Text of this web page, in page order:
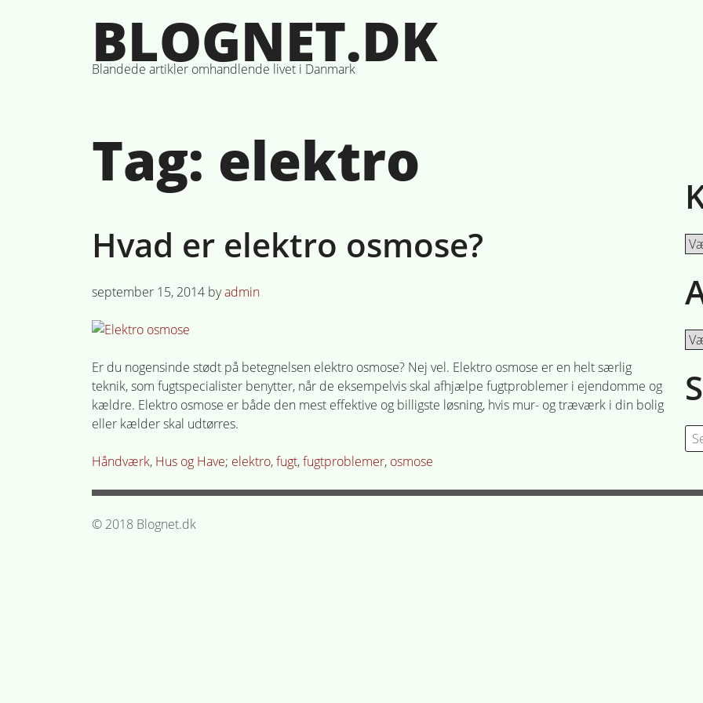
to
content
BLOGNET.DK
Blandede artikler omhandlende livet i Danmark
Tag: elektro
Hvad er elektro osmose?
Posted
september 15, 2014 byadmin
Er du nogensinde stødt på betegnelsen elektro osmose? Nej vel. Elektro osmose er en helt særlig
teknik, som fugtspecialister benytter, når de eksempelvis skal afhjælpe fugtproblemer i ejendomme og
kældre. Elektro osmose er både den mest effektive og billigste løsning, hvis mur- og træværk i din bolig
eller kælder skal udtørres.
Posted
Håndværk, Hus og Have Tagged
elektro,fugt,fugtproblemer, osmose
for:
© 2018 Blognet.dk